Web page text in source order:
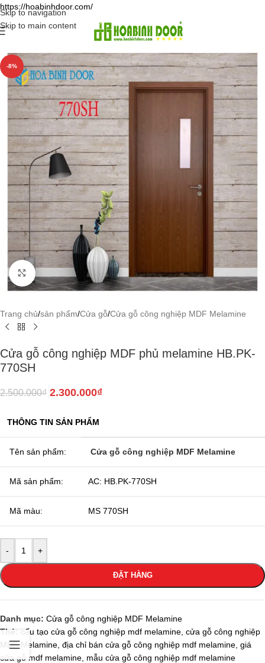
https://hoabinhdoor.com/
Skip to navigation
Skip to main content
-8%
Click to enlarge
Trang chủ/sản phẩm/Cửa gỗ/Cửa gỗ công nghiệp MDF Melamine
Cửa gỗ công nghiệp MDF phủ melamine HB.PK-
770SH
2.500.000₫ 2.300.000₫
THÔNG TIN SẢN PHẨM
Tên sản phẩm: Cửa gỗ công nghiệp MDF Melamine
Mã sản phẩm: AC: HB.PK-770SH
Mã màu: MS 770SH
- +
ĐẶT HÀNG
Danh mục: Cửa gỗ công nghiệp MDF Melamine
Thẻ:
cấu tạo cửa gỗ công nghiệp mdf melamine cửa gỗ công nghiệp
MDF Melamine địa chỉ bán cửa gỗ công nghiệp mdf melamine giá
cửa gỗ mdf melamine mẫu cửa gỗ công nghiệp mdf melamine